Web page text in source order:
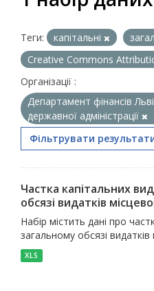
Теги: капітальні
Creative Commons
Організації :
Департамент фінансів
державної адміністрації
Фільтрувати
Частка капітальних
обсязі видатків
Набір містить дані про
загальному обсязі
XLS